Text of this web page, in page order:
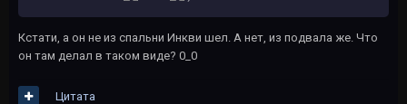
Кстати, а он не из спальни Инкви шел. А нет, из подвала же. Что
он там делал в таком виде? 0_0
Цитата